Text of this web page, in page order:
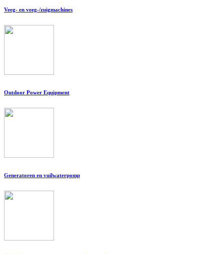
Veeg- en veeg-/zuigmachines
Outdoor Power Equipment
Generatoren en vuilwaterpomp